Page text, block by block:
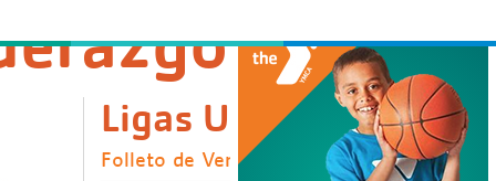
Ligas Utiles
Folleto de Verano